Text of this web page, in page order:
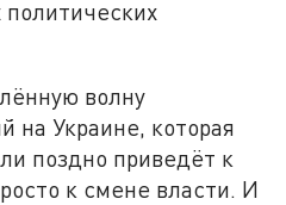
волну
на Украине, которая
поздно приведёт к
к смене власти. И